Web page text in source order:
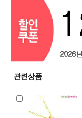
관련상품